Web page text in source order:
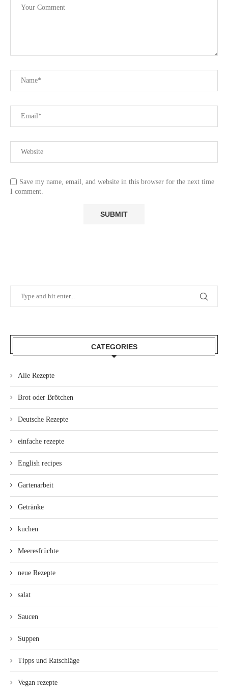
Save my name, email, and website in this browser for the next time
I comment.
CATEGORIES
Alle Rezepte
Brot oder Brötchen
Deutsche Rezepte
einfache rezepte
English recipes
Gartenarbeit
Getränke
kuchen
Meeresfrüchte
neue Rezepte
salat
Saucen
Suppen
Tipps und Ratschläge
Vegan rezepte